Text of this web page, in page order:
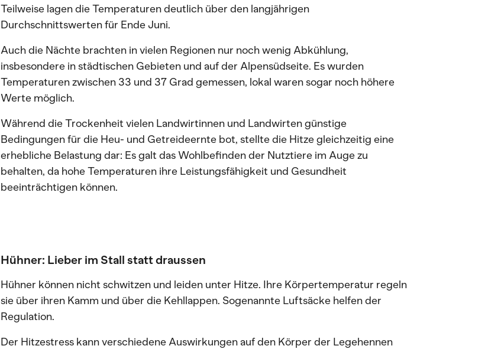
Teilweise lagen die Temperaturen deutlich über den langjährigen
Durchschnittswerten für Ende Juni.
Auch die Nächte brachten in vielen Regionen nur noch wenig Abkühlung,
insbesondere in städtischen Gebieten und auf der Alpensüdseite. Es wurden
Temperaturen zwischen 33 und 37 Grad gemessen, lokal waren sogar noch höhere
Werte möglich.
Während die Trockenheit vielen Landwirtinnen und Landwirten günstige
Bedingungen für die Heu- und Getreideernte bot, stellte die Hitze gleichzeitig eine
erhebliche Belastung dar: Es galt das Wohlbefinden der Nutztiere im Auge zu
behalten, da hohe Temperaturen ihre Leistungsfähigkeit und Gesundheit
beeinträchtigen können.
Hühner: Lieber im Stall statt draussen
Hühner können nicht schwitzen und leiden unter Hitze. Ihre Körpertemperatur regeln
sie über ihren Kamm und über die Kehllappen. Sogenannte Luftsäcke helfen der
Regulation.
Der Hitzestress kann verschiedene Auswirkungen auf den Körper der Legehennen